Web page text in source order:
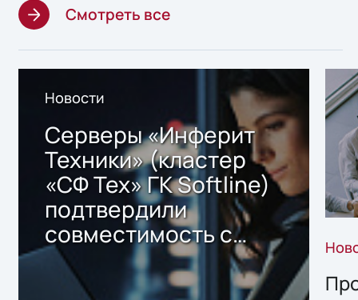
Смотреть все
Новости
Серверы «Инферит
Техники» (кластер
«СФ Тех» ГК Softline)
подтвердили
совместимость с
решением Sharx
Storage 2.x для